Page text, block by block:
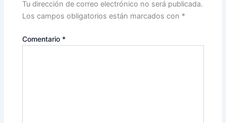
Tu dirección de correo electrónico no será publicada.
Los campos obligatorios están marcados con *
Comentario *